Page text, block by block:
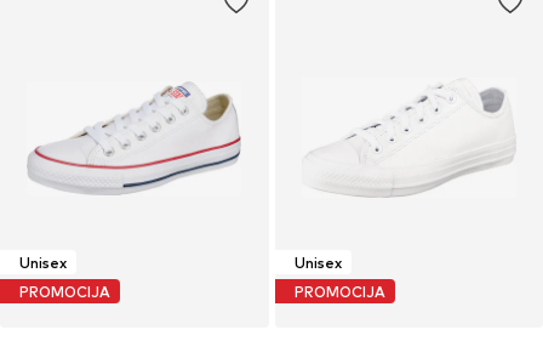
Unisex
PROMOCIJA
Unisex
PROMOCIJA